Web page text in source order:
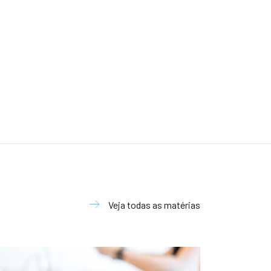
Veja todas as matérias